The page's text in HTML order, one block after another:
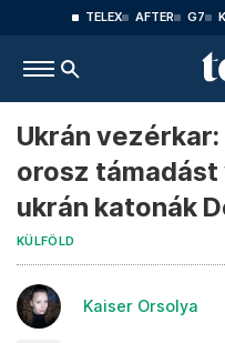
TELEX AFTER G7
Ukrán
orosz
ukrán katonák
KÜLFÖLD
Kaiser Orsolya